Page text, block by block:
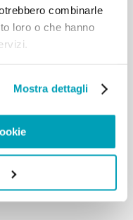
combinarle
loro o che hanno
Mostra dettagli
l’amore ricevuto; il
aveva